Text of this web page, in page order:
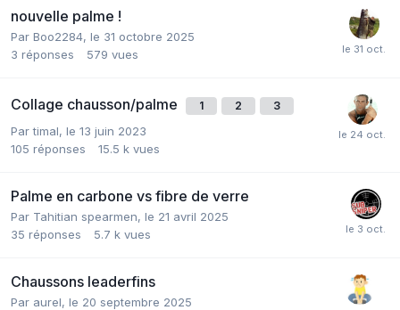
nouvelle palme !
Par Boo2284, le 31 octobre 2025
3 réponses 579 vues
Collage chausson/palme 1 2 3
Partimal, le 13 juin 2023
105 réponses 15.5 k vues
Palme en carbone vs fibre de verre
Par Tahitian spearmen, le 21 avril 2025
35 réponses 5.7 k vues
Chaussons leaderfins
Par aurel, le 20 septembre 2025